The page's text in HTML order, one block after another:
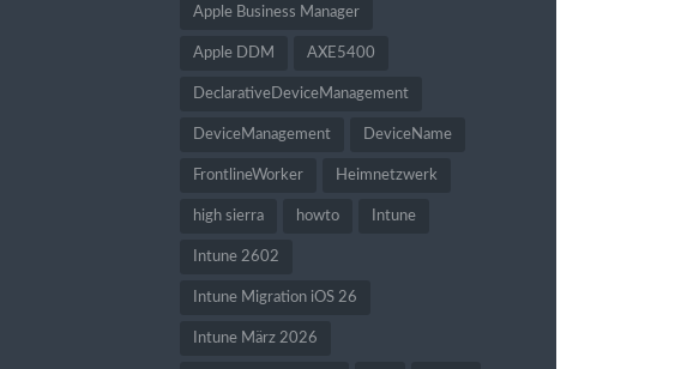
Apple Business Manager
Apple DDM AXE5400
DeclarativeDeviceManagement
DeviceManagement DeviceName
FrontlineWorker Heimnetzwerk
high sierra howto Intune
Intune 2602
Intune Migration iOS 26
Intune März 2026